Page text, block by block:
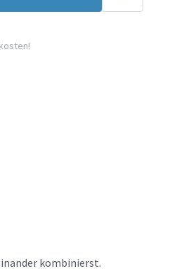
kombinierst.